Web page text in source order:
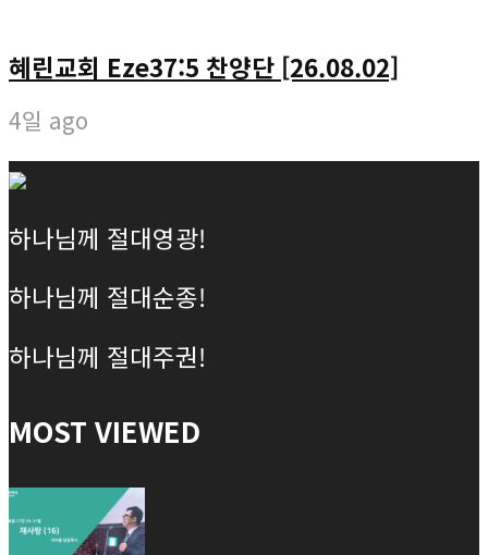
혜린교회 Eze37:5 찬양단 [26.08.02]
4일 ago
하나님께 절대영광!
하나님께 절대순종!
하나님께 절대주권!
MOST VIEWED